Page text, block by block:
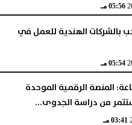
05:56 مـ
بالشركات الهندية للعمل في
05:54 مـ
المنصة الرقمية الموحدة
من دراسة الجدوى...
03:41 مـ